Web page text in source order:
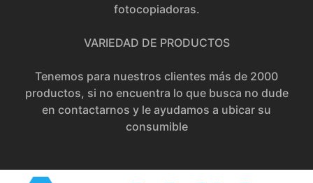
fotocopiadoras.
VARIEDAD DE PRODUCTOS
Tenemos para nuestros clientes más de 2000
productos, si no encuentra lo que busca no dude
en contactarnos y le ayudamos a ubicar su
consumible